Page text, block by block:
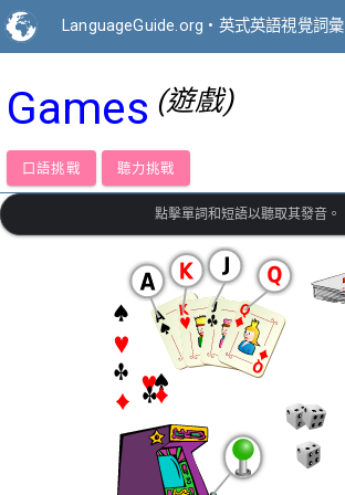
LanguageGuide.org • 英式英語視覺詞彙
Games (遊戲)
口語挑戰 聽力挑戰
點擊單詞和短語以聽取其發音。